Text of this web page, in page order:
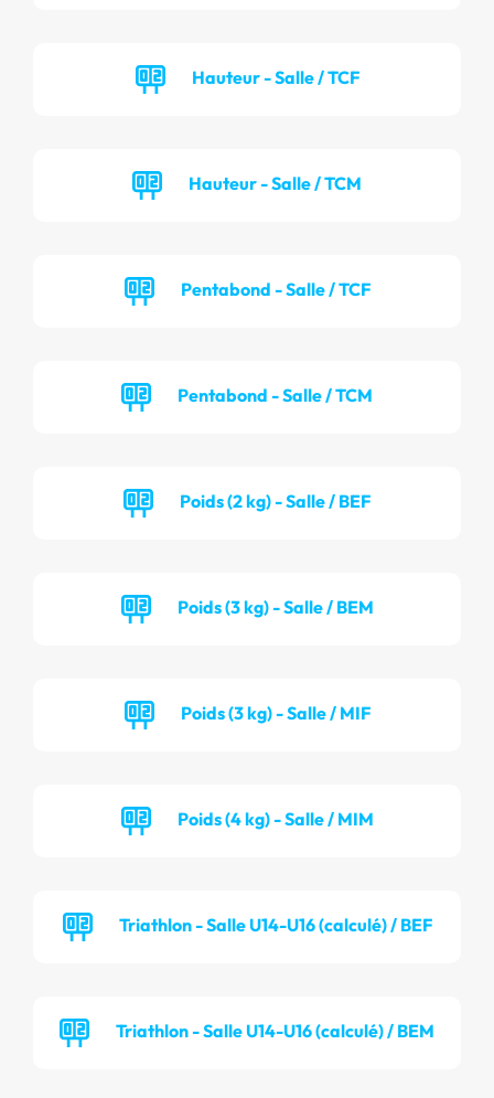
Hauteur - Salle / TCF
Hauteur - Salle / TCM
Pentabond - Salle / TCF
Pentabond - Salle / TCM
Poids (2 kg) - Salle / BEF
Poids (3 kg) - Salle / BEM
Poids (3 kg) - Salle / MIF
Poids (4 kg) - Salle / MIM
Triathlon - Salle U14-U16 (calculé) / BEF
Triathlon - Salle U14-U16 (calculé) / BEM